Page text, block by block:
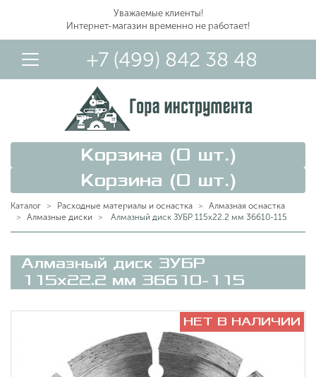
Уважаемые клиенты!
Интернет-магазин временно не работает!
+7 (499) 842 38 48
Вход в Личный Кабинет
Корзина (0 шт.)
Корзина (0 шт.)
Каталог Расходные материалы и оснастка
Алмазная оснастка
Алмазные диски
Алмазный диск ЗУБР 115х22.2 мм 36610-115
Алмазный диск ЗУБР
115х22.2 мм 36610-115
НЕТ В НАЛИЧИИ